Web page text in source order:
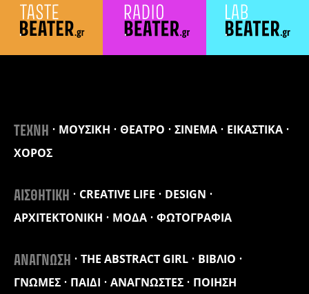
ΤΕΧΝΗ ΜΟΥΣΙΚΗ ΘΕΑΤΡΟ ΣΙΝΕΜΑ
ΕΙΚΑΣΤΙΚΑ
ΧΟΡΟΣ
ΑΙΣΘΗΤΙΚΗ CREATIVE LIFE
DESIGN
ΑΡΧΙΤΕΚΤΟΝΙΚΗ
ΜΟΔΑ ΦΩΤΟΓΡΑΦΙΑ
ΑΝΑΓΝΩΣΗ THE ABSTRACT GIRL
ΒΙΒΛΙΟ
ΓΝΩΜΕΣ
ΠΑΙΔΙ ΑΝΑΓΝΩΣΤΕΣ ΠΟΙΗΣΗ